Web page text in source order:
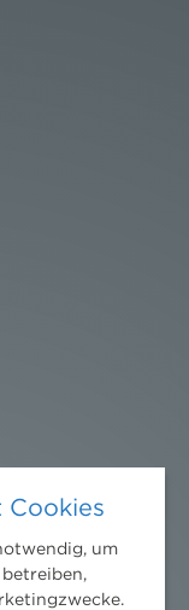
Cookies
um